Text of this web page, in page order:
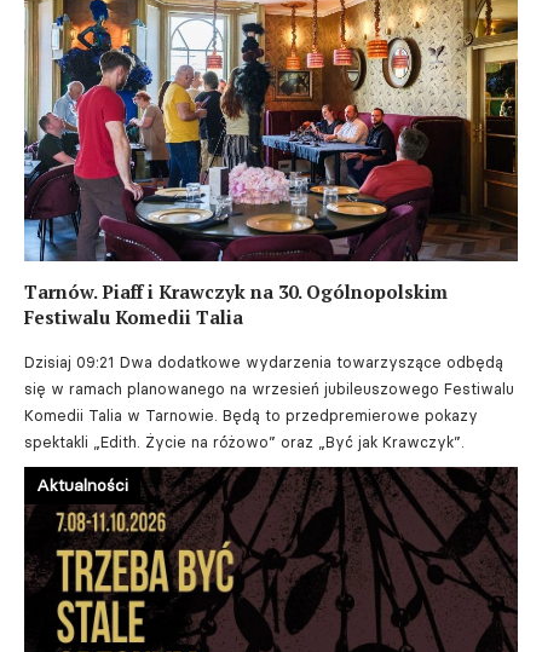
Tarnów. Piaff i Krawczyk na 30. Ogólnopolskim
Festiwalu Komedii Talia
Dzisiaj 09:21 Dwa dodatkowe wydarzenia towarzyszące odbędą
się w ramach planowanego na wrzesień jubileuszowego Festiwalu
Komedii Talia w Tarnowie. Będą to przedpremierowe pokazy
spektakli „Edith. Życie na różowo” oraz „Być jak Krawczyk”.
Aktualności